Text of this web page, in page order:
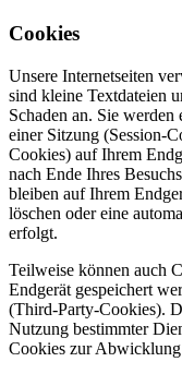
Cookies
Unsere Internetseiten
sind kleine Textdateien
Schaden an. Sie
einer Sitzung (Session-
Cookies) auf Ihrem
nach Ende Ihres
bleiben auf Ihrem
löschen oder eine
erfolgt.
Teilweise können auch
Endgerät gespeichert
(Third-Party-Cookies).
Nutzung bestimmter
Cookies zur